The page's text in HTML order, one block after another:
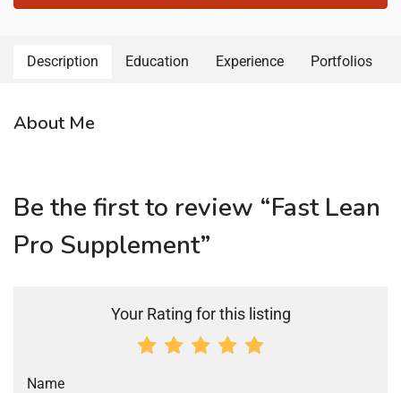
Description Education Experience Portfolios
About Me
Be the first to review “Fast Lean
Pro Supplement”
Your Rating for this listing
Name